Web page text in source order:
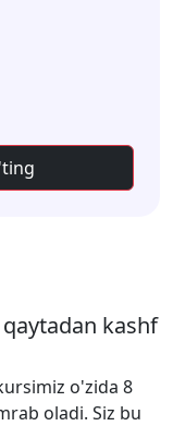
kashf
o'zida 8
oladi. Siz bu